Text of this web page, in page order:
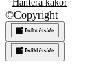
Hantera kakor
©Copyright